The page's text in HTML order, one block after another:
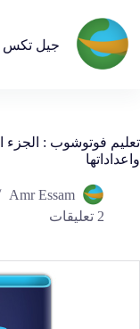
جيل تكس
واعداداتها
Amr Essam
2 تعليقات